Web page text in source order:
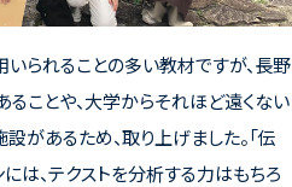
いられることの多い教材ですが、長野
ことや、大学からそれほど遠くない
があるため、取り上げました。「伝
は、テクストを分析する力はもちろ